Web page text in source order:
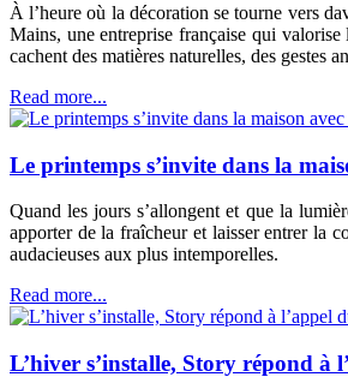
À l’heure où la décoration se tourne vers
Mains, une entreprise française qui
cachent des matières naturelles, des gestes
Read more...
Le printemps s’invite dans la
Quand les jours s’allongent et que la
apporter de la fraîcheur et laisser entrer la
audacieuses aux plus intemporelles.
Read more...
L’hiver s’installe, Story répond à